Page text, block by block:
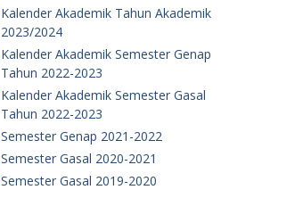
Kalender Akademik Tahun Akademik
2023/2024
Kalender Akademik Semester Genap
Tahun 2022-2023
Kalender Akademik Semester Gasal
Tahun 2022-2023
Semester Genap 2021-2022
Semester Gasal 2020-2021
Semester Gasal 2019-2020